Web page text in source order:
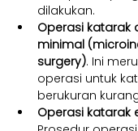
dilakukan.
Operasi katarak
minimal
surgery). Ini
operasi untuk
berukuran
Operasi katarak